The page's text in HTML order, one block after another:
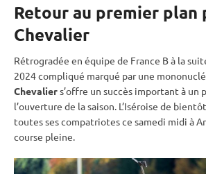
Retour au premier plan
Chevalier
Rétrogradée en équipe de France B à la
2024 compliqué marqué par une
Chevaliers’offre un succès important à un
l’ouverture de la saison. L’Iséroise de
toutes ses compatriotes ce samedi midi à
course pleine.